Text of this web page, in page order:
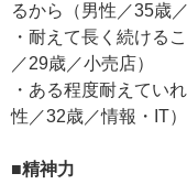
るから（男性／35歳
・耐えて長く続ける
／29歳／小売店）
・ある程度耐えてい
性／32歳／情報・IT）
■精神力